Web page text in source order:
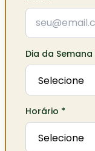
Dia da Semana
Horário *